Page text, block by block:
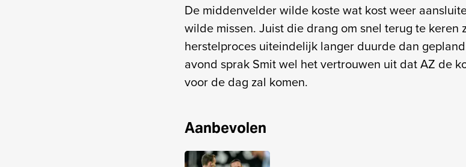
De middenvelder wilde koste wat kost weer
wilde missen. Juist die drang om snel terug te keren
herstelproces uiteindelijk langer duurde dan
avond sprak Smit wel het vertrouwen uit dat AZ de
voor de dag zal komen.
Aanbevolen